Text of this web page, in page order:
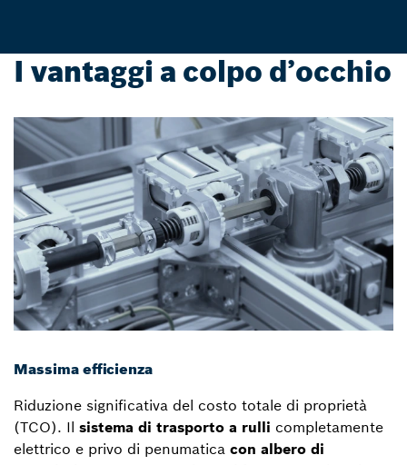
I vantaggi a colpo d’occhio
Massima efficienza
Riduzione significativa del costo totale di proprietà
(TCO). Il sistema di trasporto a rulli completamente
elettrico e privo di penumatica con albero di